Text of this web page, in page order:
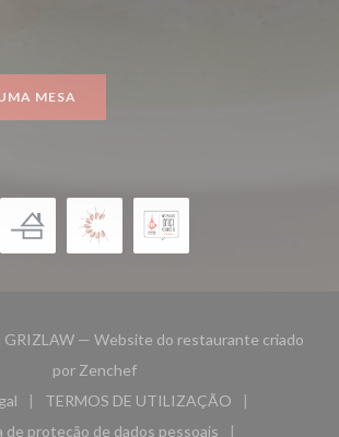
MESA
— Website do restaurante criado
por Zenchef((abre numa nova janela))
((abre numa nova janela))
TERMOS DE UTILIZAÇÃO
((abre numa nova janela))
de proteção de dados pessoais